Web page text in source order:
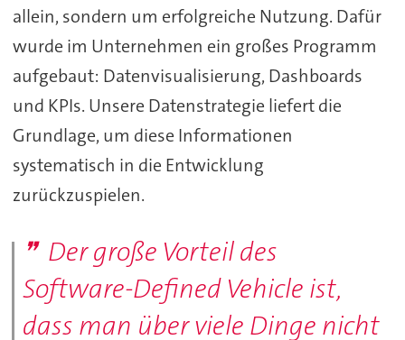
allein, sondern um erfolgreiche Nutzung. Dafür
wurde im Unternehmen ein großes Programm
aufgebaut: Datenvisualisierung, Dashboards
und KPIs. Unsere Datenstrategie liefert die
Grundlage, um diese Informationen
systematisch in die Entwicklung
zurückzuspielen.
Der große Vorteil des
Software-Defined Vehicle ist,
dass man über viele Dinge nicht